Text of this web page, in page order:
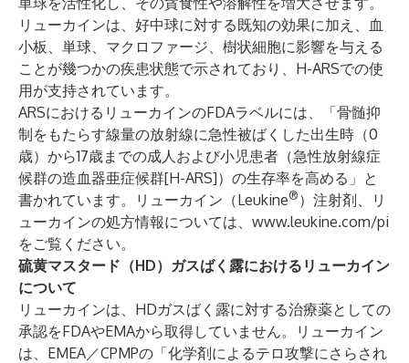
リューカインは、好中球に対する既知の効果に加え、血
小板、単球、マクロファージ、樹状細胞に影響を与える
ことが幾つかの疾患状態で示されており、H-ARSでの使
用が支持されています。
ARSにおけるリューカインのFDAラベルには、「骨髄抑
制をもたらす線量の放射線に急性被ばくした出生時（0
歳）から17歳までの成人および小児患者（急性放射線症
候群の造血器亜症候群[H-ARS]）の生存率を高める」と
書かれています。リューカイン（Leukine® ）注射剤、リ
ューカインの処方情報については、 www.leukine.com/pi
をご覧ください。
硫黄マスタード（HD）ガスばく露におけるリューカイン
について
リューカインは、HDガスばく露に対する治療薬としての
承認をFDAやEMAから取得していません。リューカイン
は、EMEA／CPMPの「化学剤によるテロ攻撃にさらされ